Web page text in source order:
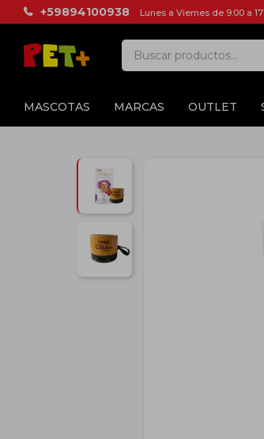
MASCOTAS MARCAS OUTLET
+59894100938 Lunes a Viernes de 9:00 a